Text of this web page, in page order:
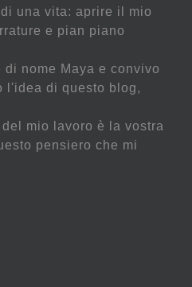
una vita: aprire il mio
e pian piano
nome Maya e convivo
l'idea di questo blog,
mio lavoro è la vostra
pensiero che mi